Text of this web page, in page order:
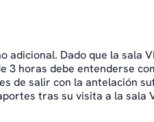
adicional. Dado que la sala
3 horas debe entenderse
de salir con la antelación
tras su visita a la sala